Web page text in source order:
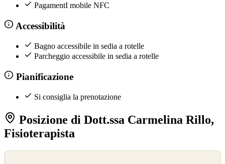
PagamentI mobile NFC
Accessibilità
Bagno accessibile in sedia a rotelle
Parcheggio accessibile in sedia a rotelle
Pianificazione
Si consiglia la prenotazione
Posizione di Dott.ssa Carmelina Rillo,
Fisioterapista